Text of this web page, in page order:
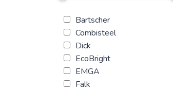
Bartscher
Combisteel
Dick
EcoBright
EMGA
Falk